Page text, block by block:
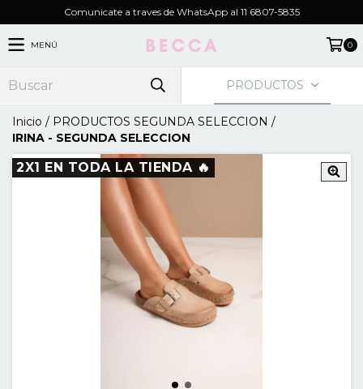
Comunicate a traves de WhatsApp al 11 6807-5835
MENÚ 0
PRODUCTOS
Inicio / PRODUCTOS SEGUNDA SELECCION /
IRINA - SEGUNDA SELECCION
2X1 EN TODA LA TIENDA 🔥